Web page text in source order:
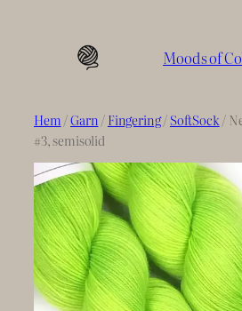
Moods of
Hem/Garn /Fingering/SoftSock/
#3, semisolid